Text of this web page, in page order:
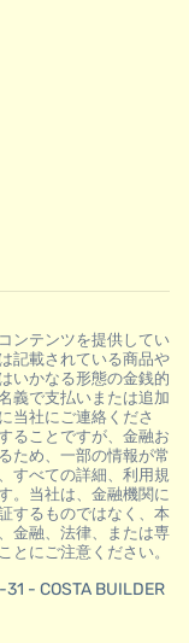
ンテンツを提供してい
記載されている商品や
いかなる形態の金銭的
義で支払いまたは追加
当社にご連絡くださ
ることですが、金融お
ため、一部の情報が常
すべての詳細、利用規
。当社は、金融機関に
するものではなく、本
金融、法律、または専
とにご注意ください。
- COSTA BUILDER